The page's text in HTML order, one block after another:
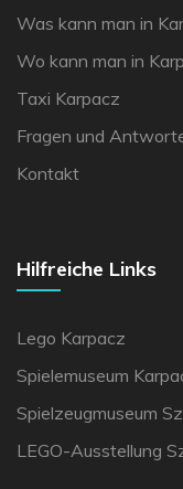
Was kann man in
Wo kann man in
Taxi Karpacz
Fragen und
Kontakt
Hilfreiche Links
Lego Karpacz
Spielemuseum
Spielzeugmuseum
LEGO-Ausstellung